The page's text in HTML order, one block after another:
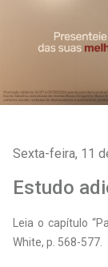
Sexta-feira, 11
Estudo
Leia o capítulo
White, p. 568-577.